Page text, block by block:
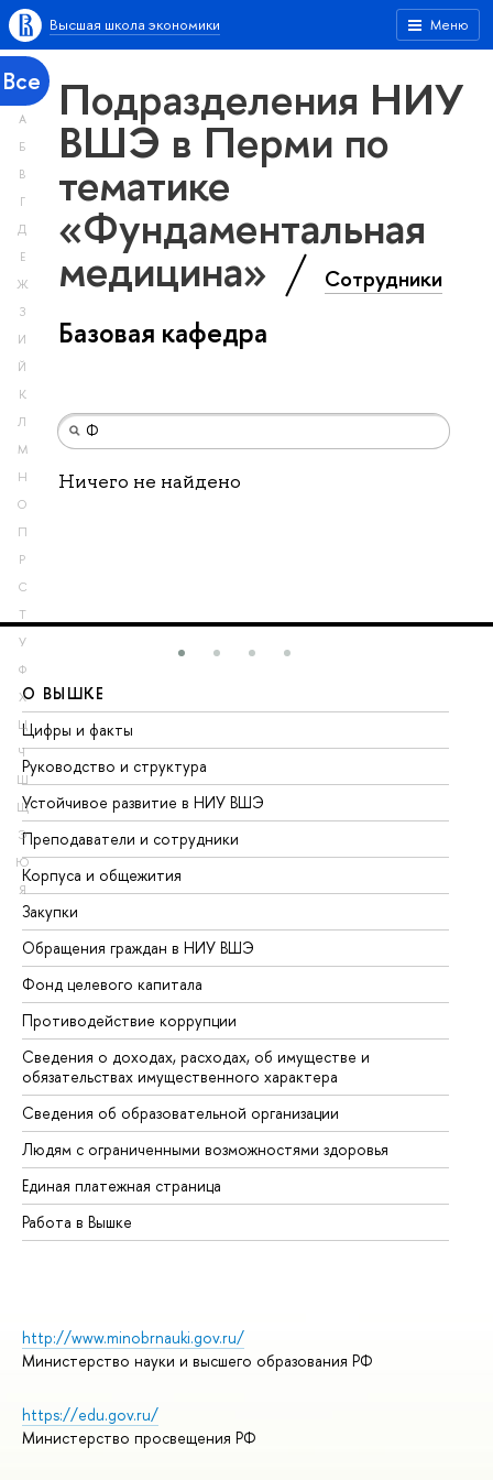
Меню
Высшая школа экономики
Все
А
Б
В
Г
Д
Е
Ж
З
И
Й
К
Л
М
Н
О
П
Р
С
Т
У
Ф
Х
Ц
Ч
Ш
Щ
Э
Ю
Я
Подразделения НИУ
ВШЭ в Перми по
тематике
«Фундаментальная
медицина» Сотрудники
Базовая кафедра
Ничего не найдено
О ВЫШКЕ
Цифры и факты
Руководство и структура
Устойчивое развитие в НИУ ВШЭ
Преподаватели и сотрудники
Корпуса и общежития
Закупки
Обращения граждан в НИУ ВШЭ
Фонд целевого капитала
Противодействие коррупции
Сведения о доходах, расходах, об имуществе и
обязательствах имущественного характера
Сведения об образовательной организации
Людям с ограниченными возможностями здоровья
Единая платежная страница
Работа в Вышке
http://www.minobrnauki.gov.ru/
Министерство науки и высшего образования РФ
https://edu.gov.ru/
Министерство просвещения РФ